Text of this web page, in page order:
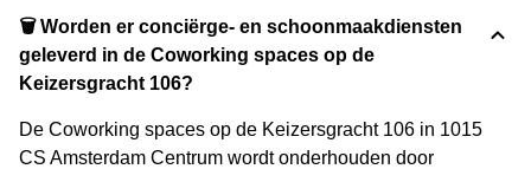
🗑 Worden er conciërge- en schoonmaakdiensten
geleverd in de Coworking spaces op de
Keizersgracht 106?
De Coworking spaces op de Keizersgracht 106 in 1015
CS Amsterdam Centrum wordt onderhouden door